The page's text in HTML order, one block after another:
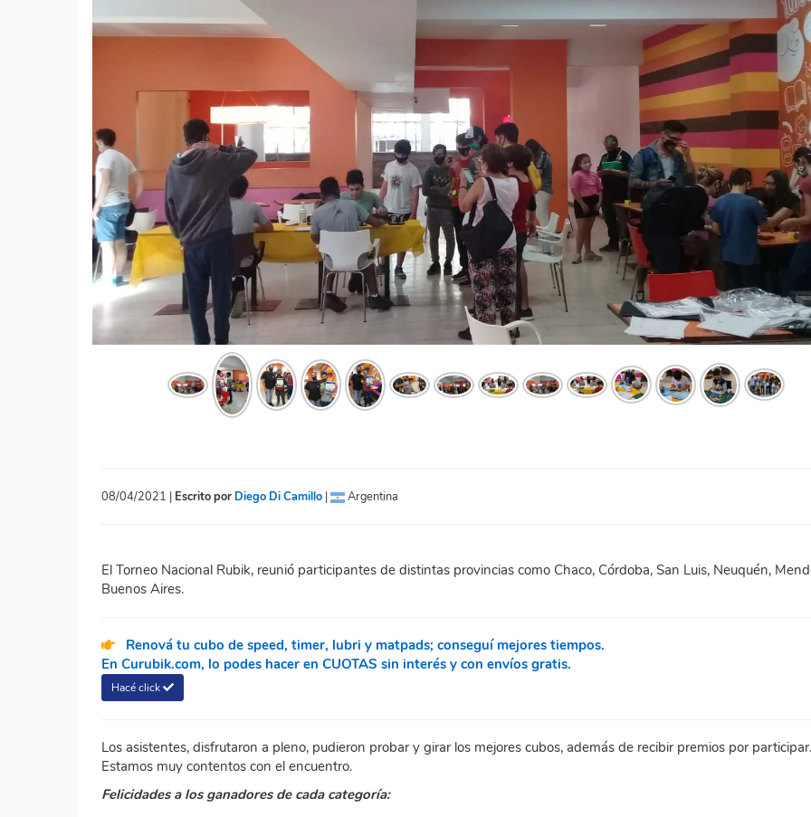
08/04/2021 | Escrito por Diego Di Camillo | Argentina
El Torneo Nacional Rubik, reunió participantes de distintas provincias como Chaco, Córdoba, San Luis, Neuquén,
Buenos Aires.
Renová tu cubo de speed, timer, lubri y matpads; conseguí mejores tiempos.
En Curubik.com, lo podes hacer en CUOTAS sin interés y con envíos gratis.
Hacé click
Los asistentes, disfrutaron a pleno, pudieron probar y girar los mejores cubos, además de recibir premios por
Estamos muy contentos con el encuentro.
Felicidades a los ganadores de cada categoría: